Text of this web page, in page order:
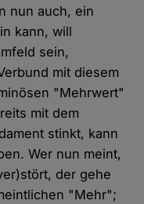
nun auch, ein
kann, will
sein,
mit diesem
"Mehrwert"
mit dem
stinkt, kann
Wer nun meint,
der gehe
"Mehr";